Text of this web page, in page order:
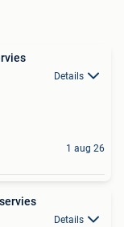
Details
1 aug 26
Details